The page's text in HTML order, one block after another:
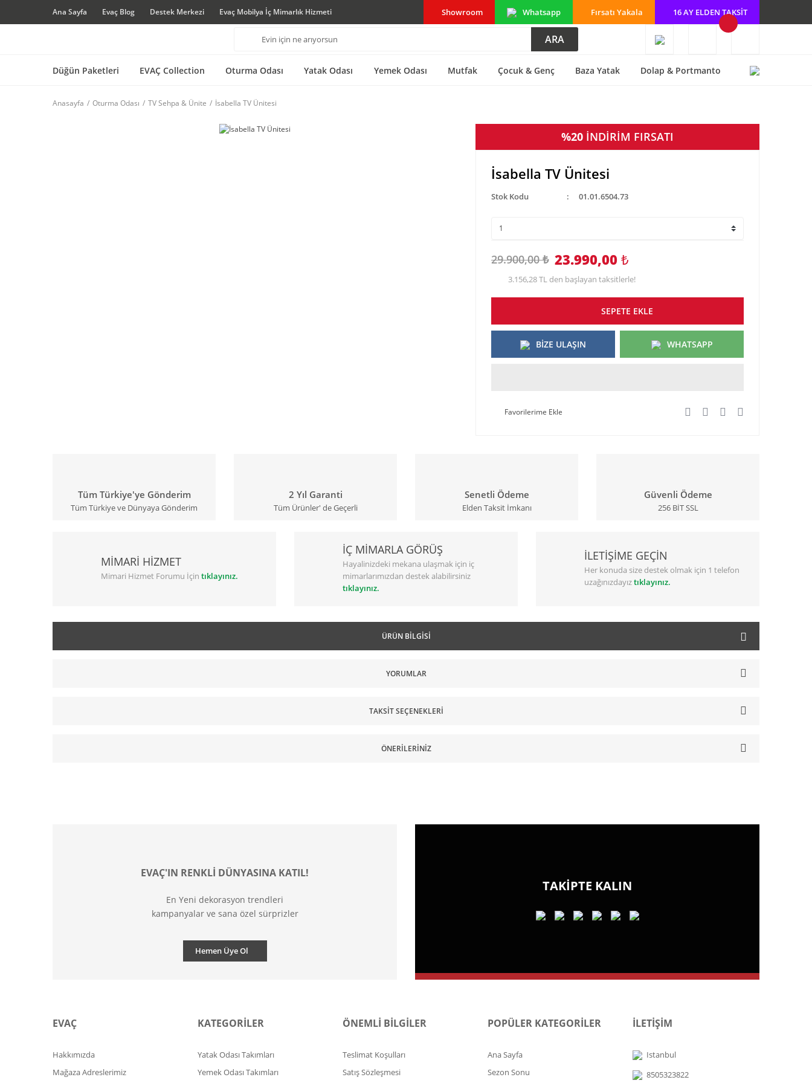
Ana Sayfa Evaç Blog Destek Merkezi Evaç Mobilya İç Mimarlık Hizmeti Showroom Whatsapp Fırsatı Yakala 16 AY ELDEN TAKSİT
ARA
Düğün Paketleri EVAÇ Collection Oturma Odası Yatak Odası Yemek Odası Mutfak Çocuk & Genç Baza Yatak Dolap & Portmanto
Anasayfa Oturma Odası TV Sehpa & Ünite İsabella TV Ünitesi
%20 İNDİRİM FIRSATI
İsabella TV Ünitesi
Stok Kodu 01.01.6504.73
29.900,00 ₺ 23.990,00 ₺
3.156,28 TL den başlayan taksitlerle!
SEPETE EKLE
BİZE ULAŞIN WHATSAPP
Tüm Türkiye'ye Gönderim
Tüm Türkiye ve Dünyaya Gönderim
2 Yıl Garanti
Tüm Ürünler' de Geçerli
Senetli Ödeme
Elden Taksit İmkanı
Güvenli Ödeme
256 BİT SSL
MİMARİ HİZMET
Mimari Hizmet Forumu İçin tıklayınız.
İÇ MİMARLA GÖRÜŞ
Hayalinizdeki mekana ulaşmak için iç
mimarlarımızdan destek alabilirsiniz
tıklayınız.
İLETİŞİME GEÇİN
Her konuda size destek olmak için 1 telefon
uzağınızdayıztıklayınız.
ÜRÜN BILGISI
YORUMLAR
TAKSIT SEÇENEKLERI
ÖNERILERINIZ
EVAÇ'IN RENKLİ DÜNYASINA KATIL!
En Yeni dekorasyon trendleri
kampanyalar ve sana özel sürprizler
Hemen Üye Ol
TAKİPTE KALIN
EVAÇ
Hakkımızda
Mağaza Adreslerimiz
KATEGORİLER
Yatak Odası Takımları
Yemek Odası Takımları
ÖNEMLİ BİLGİLER
Teslimat Koşulları
Satış Sözleşmesi
POPÜLER KATEGORİLER
Ana Sayfa
Sezon Sonu
İLETİŞİM
Istanbul
8505323822